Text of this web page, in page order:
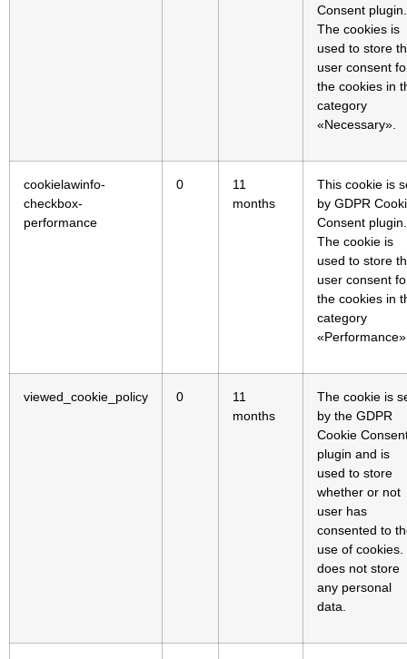
Consent plugin.
The cookies is
used to store
user consent
the cookies in
category
«Necessary».
cookielawinfo-
checkbox-
performance
0
11
months
This cookie is
by GDPR
Consent plugin.
The cookie is
used to store
user consent
the cookies in
category
viewed_cookie_policy 0
11
months
The cookie is
by the GDPR
Cookie
plugin and is
used to store
whether or not
user has
consented to
use of cookies.
does not store
any personal
data.